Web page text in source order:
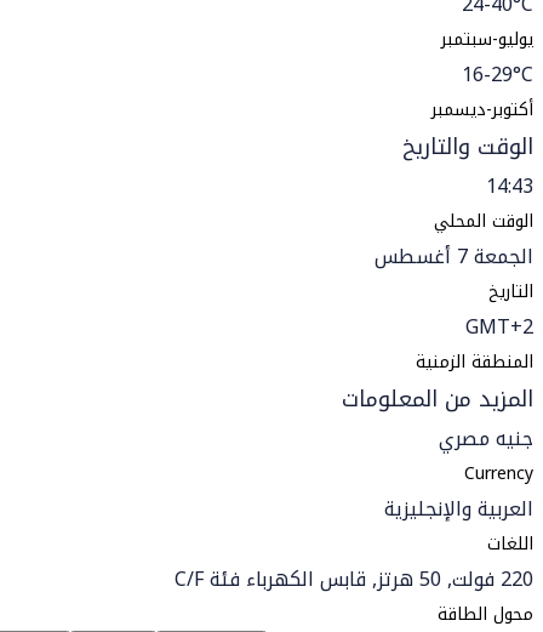
يوليو-سبتمبر
16-29°C
أكتوبر-ديسمبر
الوقت والتاريخ
14:43
الوقت المحلي
الجمعة 7 أغسطس
التاريخ
GMT+2
المنطقة الزمنية
المزيد من المعلومات
جنيه مصري
Currency
العربية والإنجليزية
اللغات
220 فولت, 50 هرتز, قابس الكهرباء فئة C/F
محول الطاقة